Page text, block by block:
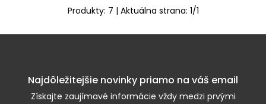
Produkty: 7 | Aktuálna strana: 1/1
Najdôležitejšie novinky priamo na váš email
Získajte zaujímavé informácie vždy medzi prvými